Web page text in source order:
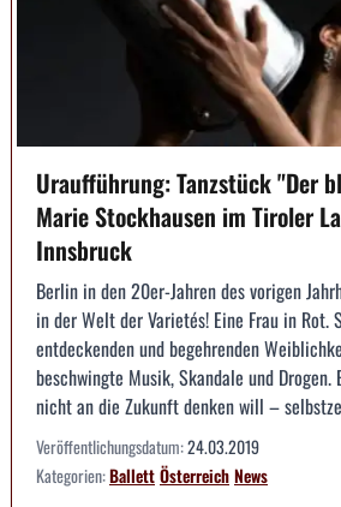
Uraufführung: Tanzstück "Der
Marie Stockhausen im Tiroler
Innsbruck
Berlin in den 20er-Jahren des vorigen
in der Welt der Varietés! Eine Frau in Rot.
entdeckenden und begehrenden
beschwingte Musik, Skandale und
nicht an die Zukunft denken will –
Veröffentlichungsdatum:24.03.2019
Kategorien:BallettÖsterreichNews